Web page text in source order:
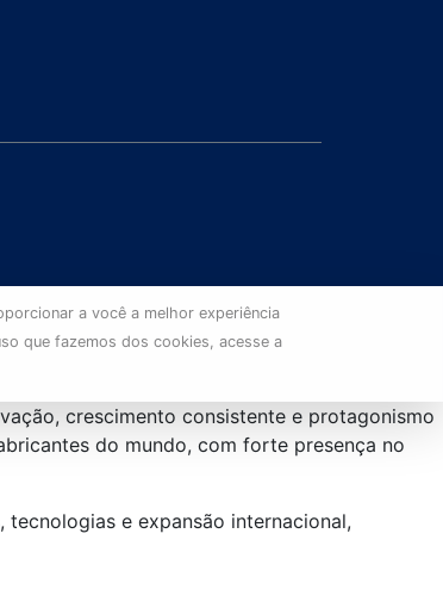
a você a melhor experiência
que fazemos dos cookies, acesse a
crescimento consistente e protagonismo
do mundo, com forte presença no
e expansão internacional,